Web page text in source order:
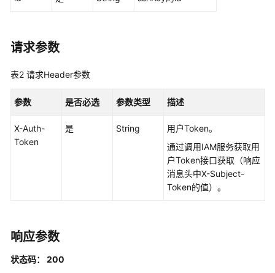
佳
践
API
参
读
API
请求参数
表2 请求Header参数
参数 是否必选 参数类型 描述
X-Auth-
Token
是 String
用户Token。
通过调用IAM服务获取用
户Token接口获取（响应
消息头中X-Subject-
Token的值）。
响应参数
状态码： 200